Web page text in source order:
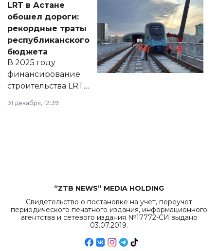
документ
появился в базе
нормативных
правовых актов и
на сайте маслихат
города.
LRT в Астане
обошел дороги:
рекордные траты
республиканского
бюджета
В 2025 году
финансирование
строительства LRT
в Астане из
республиканского
31 декабря, 12:39
“ZTB NEWS” MEDIA HOLDING
Свидетельство о постановке на учет, переучет
периодического печатного издания, информационного
агентства и сетевого издания №17772-СИ выдано
03.07.2019.